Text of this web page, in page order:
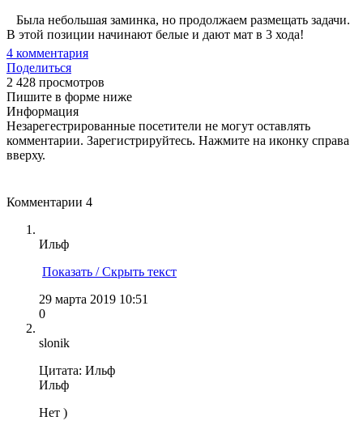
Была небольшая заминка, но продолжаем размещать задачи.
В этой позиции начинают белые и дают мат в 3 хода!
4 комментария
Поделиться
2 428 просмотров
Пишите в форме ниже
Информация
Незарегестрированные посетители не могут оставлять
комментарии. Зарегистрируйтесь. Нажмите на иконку справа
вверху.
Комментарии 4
Ильф
Показать / Скрыть текст
29 марта 2019 10:51
0
slonik
Цитата: Ильф
Ильф
Нет )